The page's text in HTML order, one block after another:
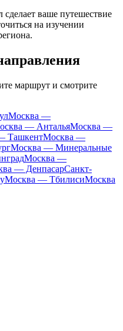
ваше путешествие
на изучении
маршрут и смотрите
Москва —
— АнтальяМосква —
ТашкентМосква —
Москва — Минеральные
Москва —
— ДенпасарСанкт-
Москва — ТбилисиМосква